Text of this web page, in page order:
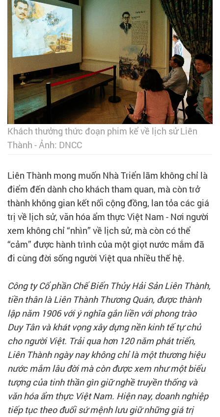
Khách thưởng thức đoạn phim kể về lịch sử Liên
Thành - Ảnh: DNCC
Liên Thành mong muốn Nhà Triển lãm không chỉ là
điểm đến dành cho khách tham quan, mà còn trở
thành không gian kết nối cộng đồng, lan tỏa các giá
trị về lịch sử, văn hóa ẩm thực Việt Nam - Nơi người
xem không chỉ “nhìn” về lịch sử, mà còn có thể
“cảm” được hành trình của một giọt nước mắm đã
đi cùng đời sống người Việt qua nhiều thế hệ.
Công ty Cổ phần Chế Biến Thủy Hải Sản Liên Thành,
tiền thân là Liên Thành Thương Quán, được thành
lập năm 1906 với ý nghĩa gắn liền với phong trào
Duy Tân và khát vọng xây dựng nền kinh tế tự chủ
cho người Việt. Trải qua hơn 120 năm phát triển,
Liên Thành ngày nay không chỉ là một thương hiệu
nước mắm lâu đời mà còn được xem như một biểu
tượng của tinh thần gìn giữ nghề truyền thống và
văn hóa ẩm thực Việt Nam. Hiện nay, doanh nghiệp
tiếp tục theo đuổi sứ mệnh lưu giữ những giá trị